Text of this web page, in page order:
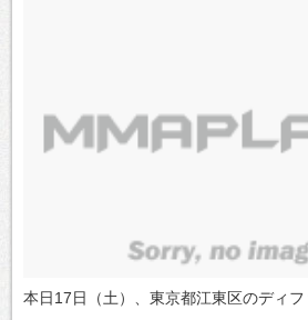
本日17日（土）、東京都江東区のディ